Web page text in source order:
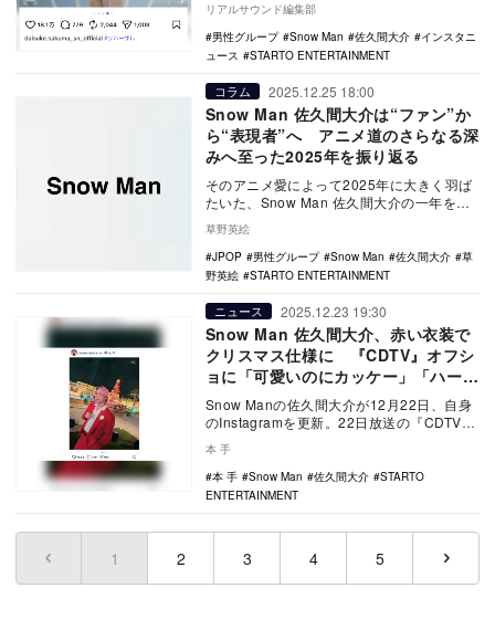
リアルサウンド編集部
男性グループ
Snow Man 佐久間大介
インスタニ
ュース
STARTO ENTERTAINMENT
コラム 2025.12.25 18:00
Snow Man 佐久間大介は“ファン”か
ら“表現者”へ アニメ道のさらなる深
みへ至った2025年を振り返る
そのアニメ愛によって2025年に大きく羽ば
たいた、Snow Man 佐久間大介の一年を振
草野英絵
JPOP
男性グループ Snow Man 佐久間大介
草
野英絵
STARTO ENTERTAINMENT
ニュース 2025.12.23 19:30
Snow Man 佐久間大介、赤い衣装で
クリスマス仕様に 『CDTV』オフシ
ョに「可愛いのにカッケー」「ハーフ
アップ大好き」
Snow Manの佐久間大介が12月22日、自身
のInstagramを更新。22日放送の『CDTVラ
イブ！ライブ！』（TBS系）…
本 手
本 手
Snow Man 佐久間大介
STARTO
ENTERTAINMENT
1 (current)2 3 4 5